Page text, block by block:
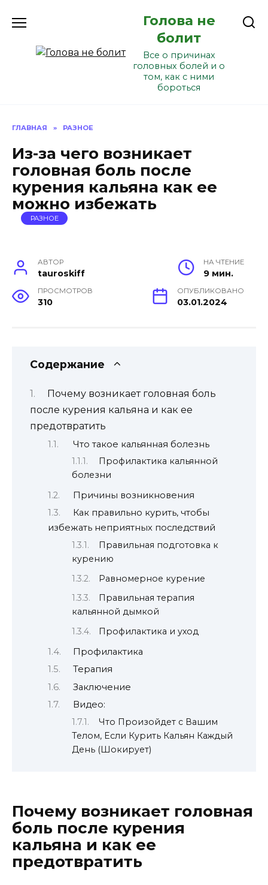
Голова не
болит
Все о причинах
головных болей и о
том, как с ними
бороться
ГЛАВНАЯ » РАЗНОЕ
Из-за чего возникает
головная боль после
курения кальяна как ее
можно избежать
РАЗНОЕ
АВТОР
tauroskiff
НА ЧТЕНИЕ
9 мин.
ПРОСМОТРОВ
310
ОПУБЛИКОВАНО
03.01.2024
Содержание
Почему возникает головная боль
после курения кальяна и как ее
предотвратить
Что такое кальянная болезнь
Профилактика кальянной
болезни
Причины возникновения
Как правильно курить, чтобы
избежать неприятных последствий
Правильная подготовка к
курению
Равномерное курение
Правильная терапия
кальянной дымкой
Профилактика и уход
Профилактика
Терапия
Заключение
Видео:
Что Произойдет с Вашим
Телом, Если Курить Кальян Каждый
День (Шокирует)
Почему возникает головная
боль после курения
кальяна и как ее
предотвратить